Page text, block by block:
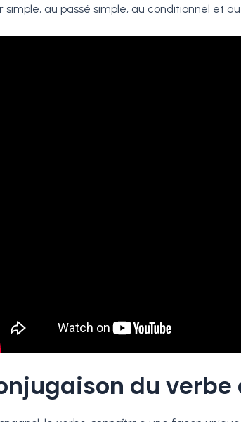
simple, au passé simple, au conditionnel et
du